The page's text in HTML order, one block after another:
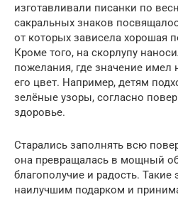
изготавливали писанки по
сакральных знаков
от которых зависела хорошая
Кроме того, на скорлупу
пожелания, где значение имел
его цвет. Например, детям
зелёные узоры, согласно
здоровье.
Старались заполнять всю
она превращалась в мощный
благополучие и радость.
наилучшим подарком и